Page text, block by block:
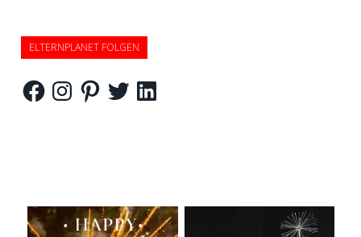
ELTERNPLANET FOLGEN
FacebookInstagramPinterestTwitterLinkedIn